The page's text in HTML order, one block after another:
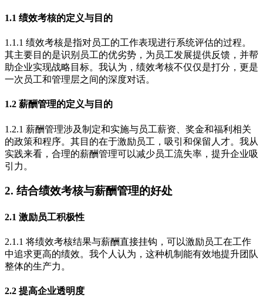
1.1 绩效考核的定义与目的
1.1.1 绩效考核是指对员工的工作表现进行系统评估的过程。
其主要目的是识别员工的优劣势，为员工发展提供反馈，并帮
助企业实现战略目标。我认为，绩效考核不仅仅是打分，更是
一次员工和管理层之间的深度对话。
1.2 薪酬管理的定义与目的
1.2.1 薪酬管理涉及制定和实施与员工薪资、奖金和福利相关
的政策和程序。其目的在于激励员工，吸引和保留人才。我从
实践来看，合理的薪酬管理可以减少员工流失率，提升企业吸
引力。
2. 结合绩效考核与薪酬管理的好处
2.1 激励员工积极性
2.1.1 将绩效考核结果与薪酬直接挂钩，可以激励员工在工作
中追求更高的绩效。我个人认为，这种机制能有效地提升团队
整体的生产力。
2.2 提高企业透明度